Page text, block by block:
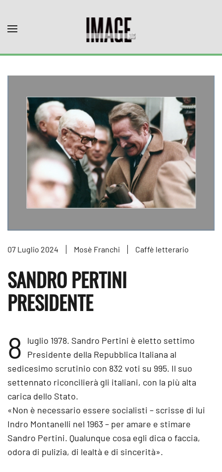
Skip to main content
07 Luglio 2024 Mosè Franchi Caffè letterario
SANDRO PERTINI
PRESIDENTE
8
luglio 1978. Sandro Pertini è eletto settimo
Presidente della Repubblica Italiana al
sedicesimo scrutinio con 832 voti su 995. Il suo
settennato riconcilierà gli italiani, con la più alta
carica dello Stato.
«Non è necessario essere socialisti – scrisse di lui
Indro Montanelli nel 1963 – per amare e stimare
Sandro Pertini. Qualunque cosa egli dica o faccia,
odora di pulizia, di lealtà e di sincerità».